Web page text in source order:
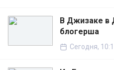
В Джизаке в
блогерша
Сегодня,